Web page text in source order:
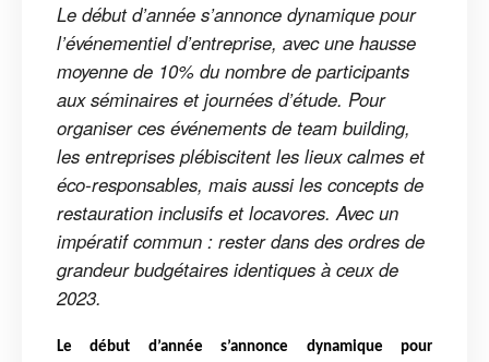
Le début d’année s’annonce dynamique pour
l’événementiel d’entreprise, avec une hausse
moyenne de 10% du nombre de participants
aux séminaires et journées d’étude. Pour
organiser ces événements de team building,
les entreprises plébiscitent les lieux calmes et
éco-responsables, mais aussi les concepts de
restauration inclusifs et locavores. Avec un
impératif commun : rester dans des ordres de
grandeur budgétaires identiques à ceux de
2023.
Le début d’année s’annonce dynamique pour